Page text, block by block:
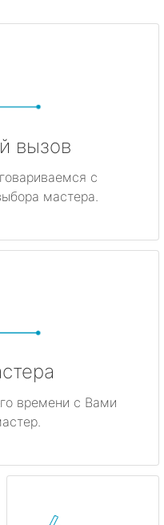
вызов
с
мастера.
времени с Вами